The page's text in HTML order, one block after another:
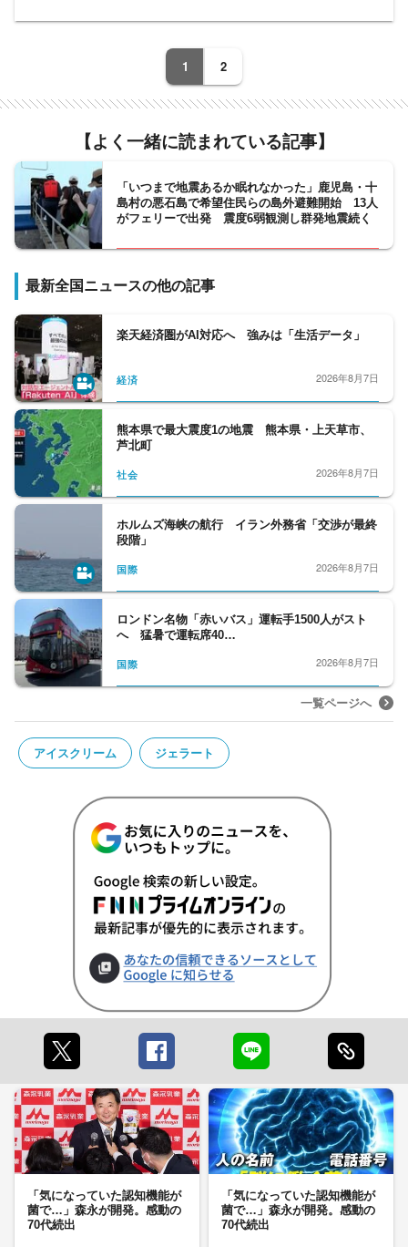
楽しくなる情報や、つい誰かに話したくなる
ような情報などお届けします。
1 2
【よく一緒に読まれている記事】
「いつまで地震あるか眠れなかった」鹿児島・十
島村の悪石島で希望住民らの島外避難開始 13人
がフェリーで出発 震度6弱観測し群発地震続く
最新全国ニュースの他の記事
楽天経済圏がAI対応へ 強みは「生活データ」
経済 2026年8月7日
熊本県で最大震度1の地震 熊本県・上天草市、
芦北町
社会 2026年8月7日
ホルムズ海峡の航行 イラン外務省「交渉が最終
段階」
国際 2026年8月7日
ロンドン名物「赤いバス」運転手1500人がスト
へ 猛暑で運転席40…
国際 2026年8月7日
一覧ページへ
アイスクリーム ジェラート
「気になっていた認知機能が
菌で…」森永が開発。感動の
70代続出
「気になっていた認知機能が
菌で…」森永が開発。感動の
70代続出